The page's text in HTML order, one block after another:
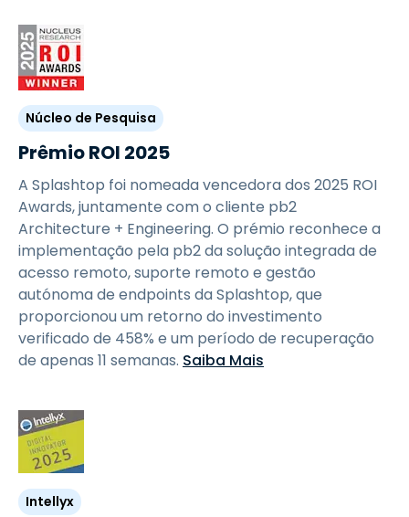
Núcleo de Pesquisa
Prêmio ROI 2025
A Splashtop foi nomeada vencedora dos 2025 ROI
Awards, juntamente com o cliente pb2
Architecture + Engineering. O prémio reconhece a
implementação pela pb2 da solução integrada de
acesso remoto, suporte remoto e gestão
autónoma de endpoints da Splashtop, que
proporcionou um retorno do investimento
verificado de 458% e um período de recuperação
de apenas 11 semanas. Saiba Mais
Intellyx